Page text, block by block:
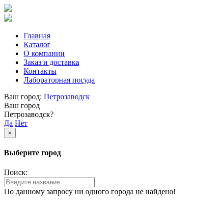
Главная
Каталог
О компании
Заказ и доставка
Контакты
Лабораторная посуда
Ваш город: Петрозаводск
Ваш город
Петрозаводск?
Да Нет
×
Выберите город
Поиск:
По данному запросу ни одного города не найдено!